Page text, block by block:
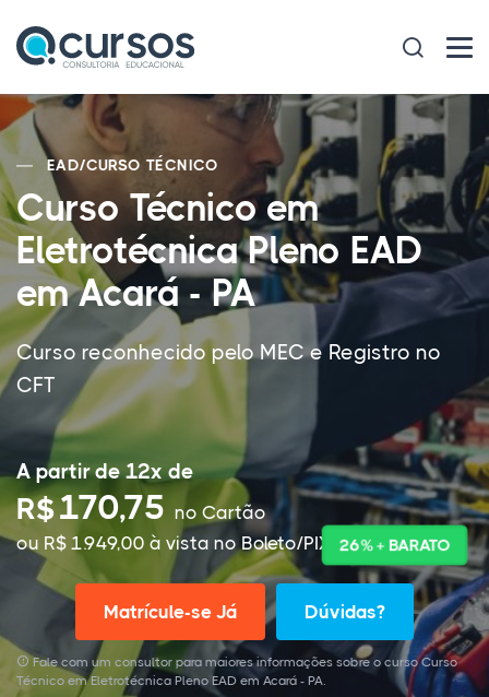
EAD/CURSO TÉCNICO
Curso Técnico em
Eletrotécnica Pleno EAD
em Acará - PA
Curso reconhecido pelo MEC e Registro no
CFT
A partir de 12x de
R$170,75 no Cartão
ou R$ 1.949,00 à vista no Boleto/PIX
26% + BARATO
Matrícule-se Já Dúvidas?
Fale com um consultor para maiores informações sobre o curso Curso
Técnico em Eletrotécnica Pleno EAD em Acará - PA.